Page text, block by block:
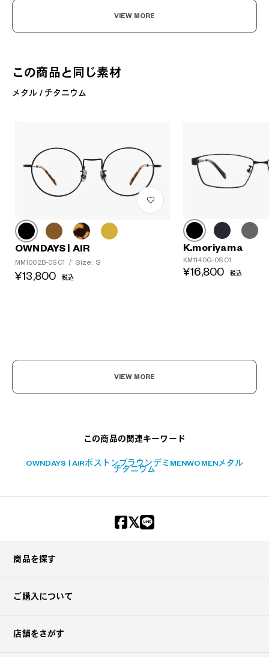
VIEW MORE
この商品と同じ素材
メタル / チタニウム
OWNDAYS | AIR
MM1002B-0S C1 / Size: S
¥13,800 税込
K.moriyama
KM1140G-0S C1
¥16,800 税込
VIEW MORE
この商品の関連キーワード
OWNDAYS | AIRボストンブラウンデミ MENWOMENメタル
チタニウム
?
+¥0
商品を探す
ご購入について
店舗をさがす